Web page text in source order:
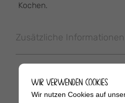
Kochen.
Zusätzliche Informationen
WIR VERWENDEN COOKIES
Wir nutzen Cookies auf